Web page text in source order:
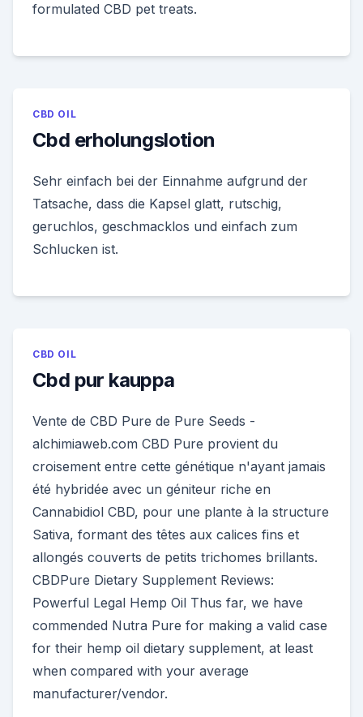
formulated CBD pet treats.
CBD OIL
Cbd erholungslotion
Sehr einfach bei der Einnahme aufgrund der
Tatsache, dass die Kapsel glatt, rutschig,
geruchlos, geschmacklos und einfach zum
Schlucken ist.
CBD OIL
Cbd pur kauppa
Vente de CBD Pure de Pure Seeds -
alchimiaweb.com CBD Pure provient du
croisement entre cette génétique n'ayant jamais
été hybridée avec un géniteur riche en
Cannabidiol CBD, pour une plante à la structure
Sativa, formant des têtes aux calices fins et
allongés couverts de petits trichomes brillants.
CBDPure Dietary Supplement Reviews:
Powerful Legal Hemp Oil Thus far, we have
commended Nutra Pure for making a valid case
for their hemp oil dietary supplement, at least
when compared with your average
manufacturer/vendor.